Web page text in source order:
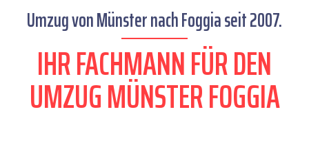
Umzug von Münster nach Foggia seit 2007.
IHR FACHMANN FÜR DEN
UMZUG MÜNSTER FOGGIA